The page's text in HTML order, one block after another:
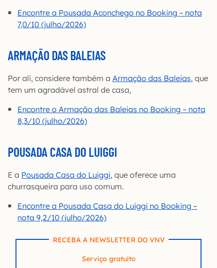
Encontre a Pousada Aconchego no Booking – nota
7,0/10 (julho/2026)
ARMAÇÃO DAS BALEIAS
Por ali, considere também a Armação das Baleias, que
tem um agradável astral de casa,
Encontre o Armação das Baleias no Booking – nota
8,3/10 (julho/2026)
POUSADA CASA DO LUIGGI
E a Pousada Casa do Luiggi, que oferece uma
churrasqueira para uso comum.
Encontre a Pousada Casa do Luiggi no Booking –
nota 9,2/10 (julho/2026)
RECEBA A NEWSLETTER DO VNV
Serviço gratuito